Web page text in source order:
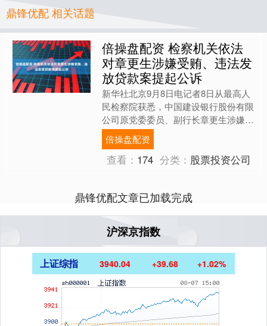
鼎锋优配 相关话题
倍操盘配资 检察机关依法
对章更生涉嫌受贿、违法发
放贷款案提起公诉
新华社北京9月8日电记者8日从最高人
民检察院获悉，中国建设银行股份有限
公司原党委委员、副行长章更生涉嫌受
贿、违法发放贷款一案，由国家监察委
员会调查终结，经最高人....
倍操盘配资
查看： 174 分类： 股票投资公司
鼎锋优配文章已加载完成
沪深京指数
上证综指 3940.04 +39.68 +1.02%